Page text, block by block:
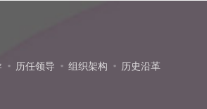
历任领导 组织架构
历史沿革